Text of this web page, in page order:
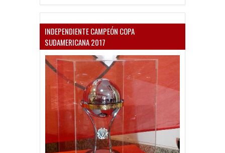
INDEPENDIENTE CAMPEÓN COPA
SUDAMERICANA 2017